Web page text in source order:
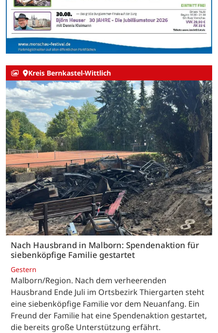
Kreis Bernkastel-Wittlich
Nach Hausbrand in Malborn: Spendenaktion für
siebenköpfige Familie gestartet
Gestern
Malborn/Region. Nach dem verheerenden
Hausbrand Ende Juli im Ortsbezirk Thiergarten steht
eine siebenköpfige Familie vor dem Neuanfang. Ein
Freund der Familie hat eine Spendenaktion gestartet,
die bereits große Unterstützung erfährt.